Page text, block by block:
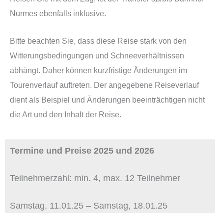
Nurmes ebenfalls inklusive.
Bitte beachten Sie, dass diese Reise stark von den
Witterungsbedingungen und Schneeverhältnissen
abhängt. Daher können kurzfristige Änderungen im
Tourenverlauf auftreten. Der angegebene Reiseverlauf
dient als Beispiel und Änderungen beeinträchtigen nicht
die Art und den Inhalt der Reise.
Termine und Preise 2025 und 2026
Teilnehmerzahl: min. 4, max. 12 Teilnehmer
Samstag, 11.01.25 – Samstag, 18.01.25